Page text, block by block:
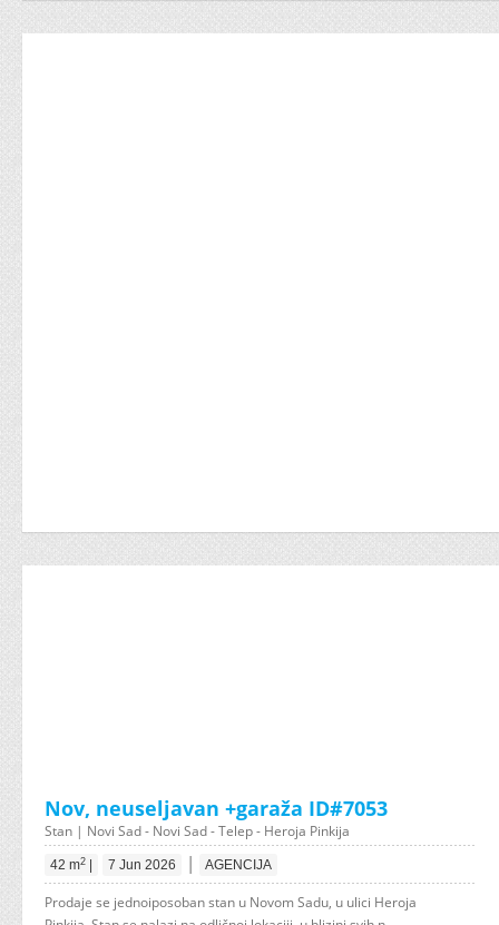
Nov, neuseljavan +garaža ID#7053
Stan | Novi Sad - Novi Sad - Telep - Heroja Pinkija
42 m2 7 Jun 2026 | AGENCIJA
Prodaje se jednoiposoban stan u Novom Sadu, u ulici Heroja